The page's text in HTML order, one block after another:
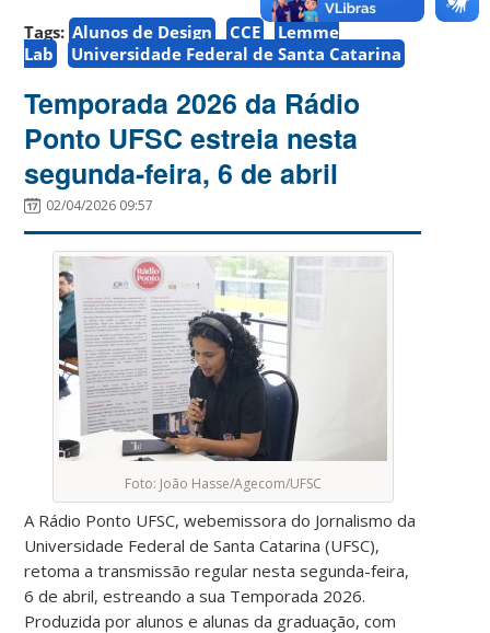
Tags: Alunos de Design CCE
Lemme
Lab
Universidade Federal de Santa Catarina
Temporada 2026 da Rádio
Ponto UFSC estreia nesta
segunda-feira, 6 de abril
02/04/2026 09:57
Foto: João Hasse/Agecom/UFSC
A Rádio Ponto UFSC, webemissora do Jornalismo da
Universidade Federal de Santa Catarina (UFSC),
retoma a transmissão regular nesta segunda-feira,
6 de abril, estreando a sua Temporada 2026.
Produzida por alunos e alunas da graduação, com